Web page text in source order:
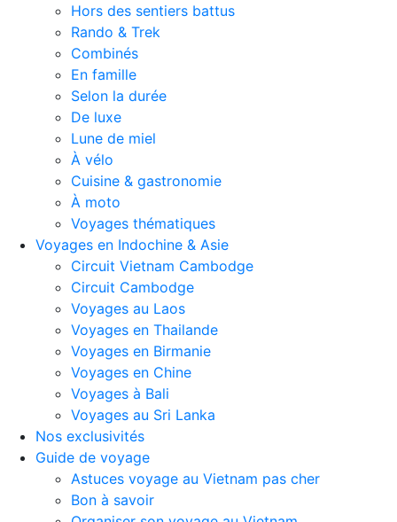
Hors des sentiers battus
Rando & Trek
Combinés
En famille
Selon la durée
De luxe
Lune de miel
À vélo
Cuisine & gastronomie
À moto
Voyages thématiques
Voyages en Indochine & Asie
Circuit Vietnam Cambodge
Circuit Cambodge
Voyages au Laos
Voyages en Thailande
Voyages en Birmanie
Voyages en Chine
Voyages à Bali
Voyages au Sri Lanka
Nos exclusivités
Guide de voyage
Astuces voyage au Vietnam pas cher
Bon à savoir